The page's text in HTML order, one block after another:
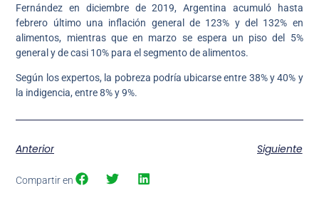
Fernández en diciembre de 2019, Argentina acumuló hasta
febrero último una inflación general de 123% y del 132% en
alimentos, mientras que en marzo se espera un piso del 5%
general y de casi 10% para el segmento de alimentos.
Según los expertos, la pobreza podría ubicarse entre 38% y 40% y
la indigencia, entre 8% y 9%.
Anterior Siguiente
Compartir en